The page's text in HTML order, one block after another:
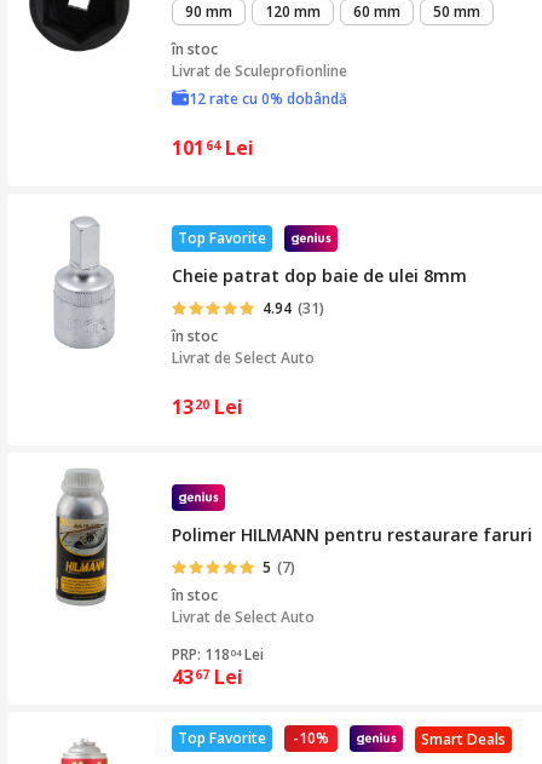
90 mm 120 mm 60 mm
50 mm
în stoc
Livrat deSculeprofionline
12 rate cu 0% dobândă
101 64 Lei
Top Favorite
Cheie patrat dop baie de ulei 8mm
4.94 (31)
în stoc
Livrat deSelect Auto
1320 Lei
Polimer HILMANN pentru restaurare faruri
5 (7)
în stoc
Livrat deSelect Auto
PRP: 118 04 Lei
4367 Lei
Smart Deals
-10%
Top Favorite